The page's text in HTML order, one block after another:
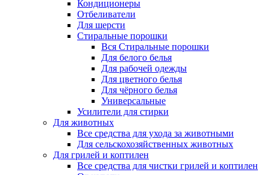
Кондиционеры
Отбеливатели
Для шерсти
Стиральные порошки
Вся Стиральные порошки
Для белого белья
Для рабочей одежды
Для цветного белья
Для чёрного белья
Универсальные
Усилители для стирки
Для животных
Все средства для ухода за животными
Для сельскохозяйственных животных
Для грилей и коптилен
Все средства для чистки грилей и коптилен